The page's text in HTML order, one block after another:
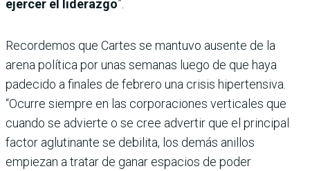
ejercer el liderazgo”.
Recordemos que Cartes se mantuvo ausente de la
arena política por unas semanas luego de que haya
padecido a finales de febrero una crisis hipertensiva.
“Ocurre siempre en las corporaciones verticales que
cuando se advierte o se cree advertir que el principal
factor aglutinante se debilita, los demás anillos
empiezan a tratar de ganar espacios de poder